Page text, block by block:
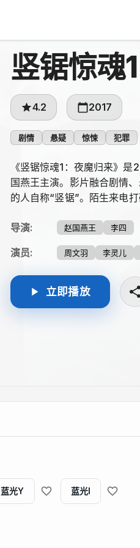
竖锯惊魂
4.2 2017
剧情 悬疑 惊悚 犯罪
《竖锯惊魂1：夜魔归来》
国燕王主演。影片融合剧情
的人自称“竖锯”。陌生来电
导演: 赵国燕王 李四
演员: 周文羽 李灵儿
立即播放
蓝光Y 蓝光I